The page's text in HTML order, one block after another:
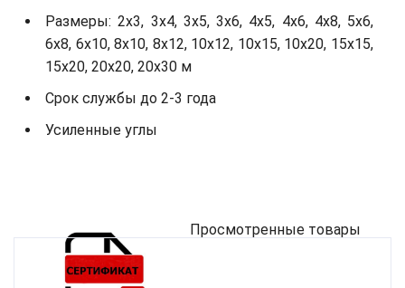
Размеры: 2х3, 3х4, 3х5, 3х6, 4х5, 4х6, 4х8, 5х6,
6х8, 6х10, 8х10, 8х12, 10х12, 10х15, 10х20, 15х15,
15х20, 20х20, 20х30 м
Срок службы до 2-3 года
Усиленные углы
Просмотренные товары